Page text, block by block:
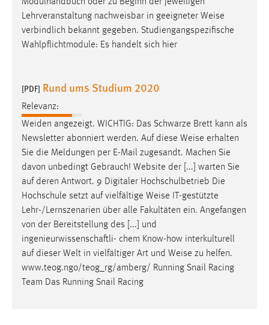
Lehrveranstaltung nachweisbar in geeigneter Weise
verbindlich bekannt gegeben. Studiengangspezifische
Wahlpflichtmodule: Es handelt sich hier
[PDF] Rund ums Studium 2020
Relevanz:
Weiden angezeigt. WICHTIG: Das Schwarze Brett kann als
Newsletter abonniert werden. Auf diese Weise erhalten
Sie die Meldungen per E-Mail zugesandt. Machen Sie
davon unbedingt Gebrauch! Website der [...] warten Sie
auf deren Antwort. 9 Digitaler Hochschulbetrieb Die
Hochschule setzt auf vielfältige Weise IT-gestützte
Lehr-/Lernszenarien über alle Fakultäten ein. Angefangen
von der Bereitstellung des [...] und
ingenieurwissenschaftli- chem Know-how interkulturell
auf dieser Welt in vielfältiger Art und Weise zu helfen.
www.teog.ngo/teog_rg/amberg/ Running Snail Racing
Team Das Running Snail Racing